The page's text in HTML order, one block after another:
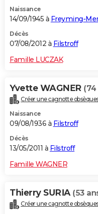
Naissance
14/09/1945 à Freyming-
Décès
07/08/2012 à Filstroff
Famille LUCZAK
Yvette WAGNER (74
Créer une cagnotte
Naissance
09/08/1936 à Filstroff
Décès
13/05/2011 à Filstroff
Famille WAGNER
Thierry SURIA (53
Créer une cagnotte